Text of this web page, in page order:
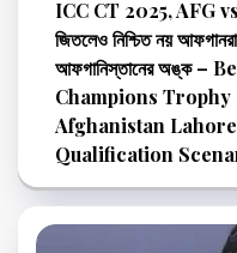
ICC CT 2025, AFG vs
জিতলেও নিশ্চিত নয়
আফগানিস্তানের অঙ্ক –
Champions Trophy
Afghanistan
Qualification